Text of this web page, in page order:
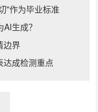
"作为毕业标准
生成？
边界
达成检测重点